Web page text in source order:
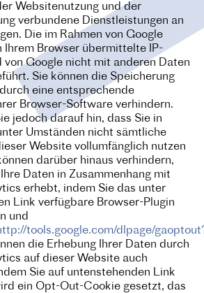
Websitenutzung und der
verbundene Dienstleistungen an
Die im Rahmen von Google
Ihrem Browser übermittelte IP-
von Google nicht mit anderen Daten
Sie können die Speicherung
eine entsprechende
Browser-Software verhindern.
jedoch darauf hin, dass Sie in
Umständen nicht sämtliche
Website vollumfänglich nutzen
darüber hinaus verhindern,
Daten in Zusammenhang mit
erhebt, indem Sie das unter
Link verfügbare Browser-Plugin
und
tools.google.com/dlpage/
die Erhebung Ihrer Daten durch
auf dieser Website auch
Sie auf untenstehenden Link
ein Opt-Out-Cookie gesetzt, das